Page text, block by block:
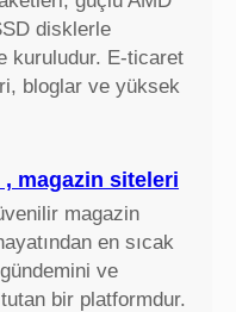
disklerle
kuruludur. E-ticaret
bloglar ve yüksek
magazin siteleri
magazin
en sıcak
ve
bir platformdur.